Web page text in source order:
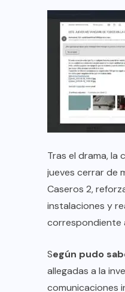
Tras el drama, la
jueves cerrar de
Caseros 2,
instalaciones y
correspondiente
Según pudo
allegadas a la
comunicaciones